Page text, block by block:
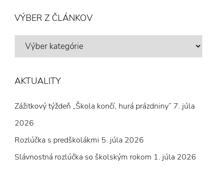
VÝBER Z ČLÁNKOV
VÝBER
AKTUALITY
Zážitkový týždeň „Škola končí, hurá prázdniny“ 7. júla
2026
Rozlúčka s predškolákmi 5. júla 2026
Slávnostná rozlúčka so školským rokom 1. júla 2026